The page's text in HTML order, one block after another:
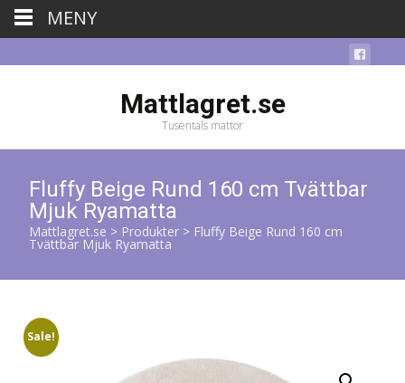
Mattlagret.se
Tusentals mattor
Fluffy Beige Rund 160 cm Tvättbar
Mjuk Ryamatta
Mattlagret.se > Produkter > Fluffy Beige Rund 160 cm
Tvättbar Mjuk Ryamatta
Sale!
MENY